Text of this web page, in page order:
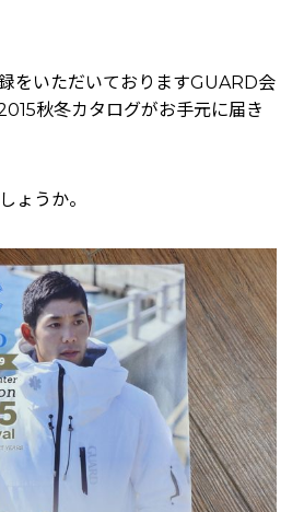
をいただいておりますGUARD会
秋冬カタログがお手元に届き
ょうか。